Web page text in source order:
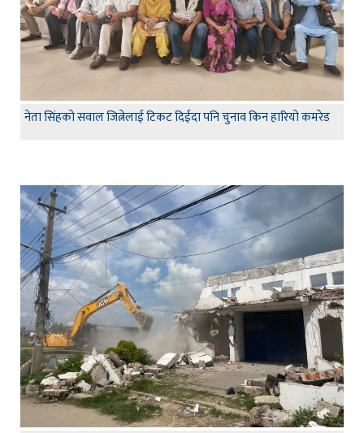
नेता सिंहकाे सवाल जित्नेलाई टिकट दिईदा पनि चुनाव किन हारियाे कमरेड